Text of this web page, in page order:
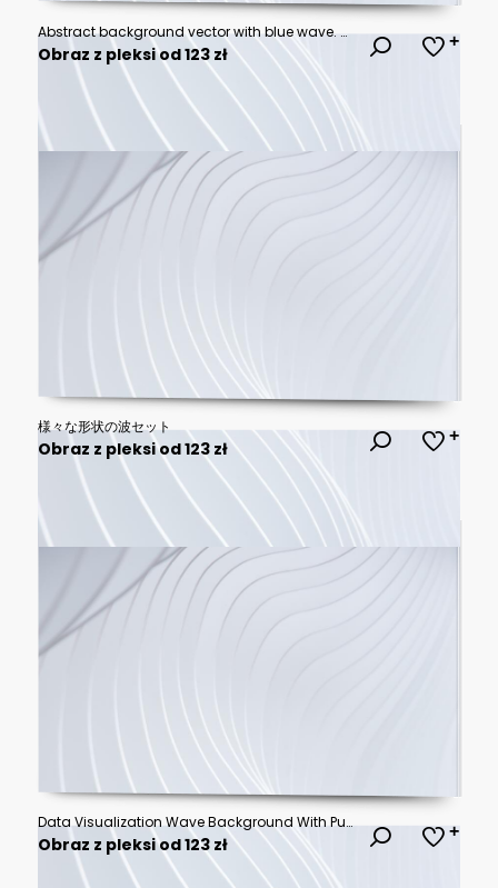
Abstract background vector with blue wave. Abstract blue vector background with wave. abstract smooth blue wave background
Obraz z pleksi od 123 zł
様々な形状の波セット
Obraz z pleksi od 123 zł
Data Visualization Wave Background With Purple And Blue Particles
Obraz z pleksi od 123 zł